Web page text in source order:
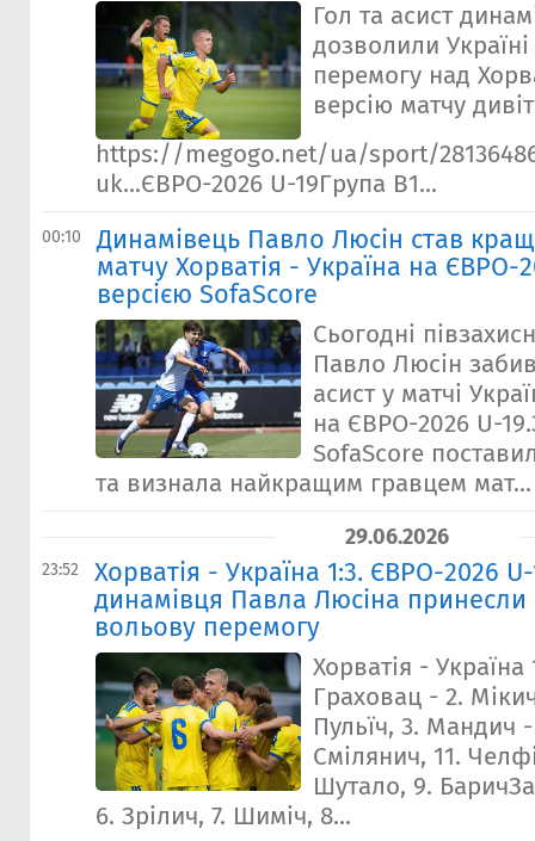
Гол та асист
дозволили
перемогу над
версію матчу
https://megogo.net/ua/sport/
uk...ЄВРО-2026 U-19Група В1...
00:10
Динамівець Павло Люсін став
матчу Хорватія - Україна на ЄВРО-
версією SofaScore
Сьогодні
Павло Люсін
асист у матчі
на ЄВРО-2026 U-
SofaScore
та визнала найкращим гравцем мат...
29.06.2026
23:52
Хорватія - Україна 1:3. ЄВРО-2026
динамівця Павла Люсіна принесли
вольову перемогу
Хорватія - Україна
Граховац - 2.
Пульїч, 3. Мандич
Смілянич, 11.
Шутало, 9.
6. Зрілич, 7. Шиміч, 8...